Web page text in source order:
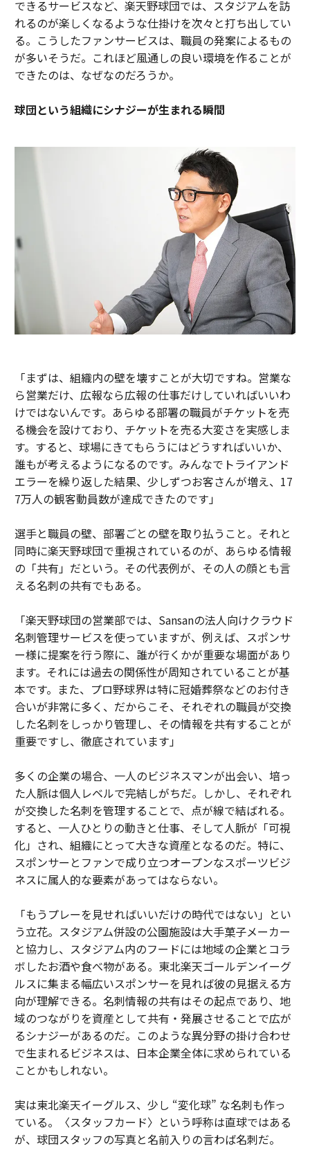
できるサービスなど、楽天野球団では、スタジアムを訪
れるのが楽しくなるような仕掛けを次々と打ち出してい
る。こうしたファンサービスは、職員の発案によるもの
が多いそうだ。これほど風通しの良い環境を作ることが
できたのは、なぜなのだろうか。
球団という組織にシナジーが生まれる瞬間
「まずは、組織内の壁を壊すことが大切ですね。営業な
ら営業だけ、広報なら広報の仕事だけしていればいいわ
けではないんです。あらゆる部署の職員がチケットを売
る機会を設けており、チケットを売る大変さを実感しま
す。すると、球場にきてもらうにはどうすればいいか、
誰もが考えるようになるのです。みんなでトライアンド
エラーを繰り返した結果、少しずつお客さんが増え、17
7万人の観客動員数が達成できたのです」
選手と職員の壁、部署ごとの壁を取り払うこと。それと
同時に楽天野球団で重視されているのが、あらゆる情報
の「共有」だという。その代表例が、その人の顔とも言
える名刺の共有でもある。
「楽天野球団の営業部では、Sansanの法人向けクラウド
名刺管理サービスを使っていますが、例えば、スポンサ
ー様に提案を行う際に、誰が行くかが重要な場面があり
ます。それには過去の関係性が周知されていることが基
本です。また、プロ野球界は特に冠婚葬祭などのお付き
合いが非常に多く、だからこそ、それぞれの職員が交換
した名刺をしっかり管理し、その情報を共有することが
重要ですし、徹底されています」
多くの企業の場合、一人のビジネスマンが出会い、培っ
た人脈は個人レベルで完結しがちだ。しかし、それぞれ
が交換した名刺を管理することで、点が線で結ばれる。
すると、一人ひとりの動きと仕事、そして人脈が「可視
化」され、組織にとって大きな資産となるのだ。特に、
スポンサーとファンで成り立つオープンなスポーツビジ
ネスに属人的な要素があってはならない。
「もうプレーを見せればいいだけの時代ではない」とい
う立花。スタジアム併設の公園施設は大手菓子メーカー
と協力し、スタジアム内のフードには地域の企業とコラ
ボしたお酒や食べ物がある。東北楽天ゴールデンイーグ
ルスに集まる幅広いスポンサーを見れば彼の見据える方
向が理解できる。名刺情報の共有はその起点であり、地
域のつながりを資産として共有・発展させることで広が
るシナジーがあるのだ。このような異分野の掛け合わせ
で生まれるビジネスは、日本企業全体に求められている
ことかもしれない。
実は東北楽天イーグルス、少し “変化球” な名刺も作っ
ている。〈スタッフカード〉という呼称は直球ではある
が、球団スタッフの写真と名前入りの言わば名刺だ。